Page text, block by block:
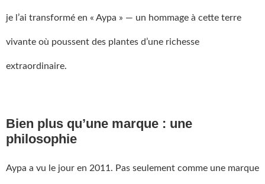
je l’ai transformé en « Aypa » — un hommage à cette terre
vivante où poussent des plantes d’une richesse
extraordinaire.
Bien plus qu’une marque : une
philosophie
Aypa a vu le jour en 2011. Pas seulement comme une marque